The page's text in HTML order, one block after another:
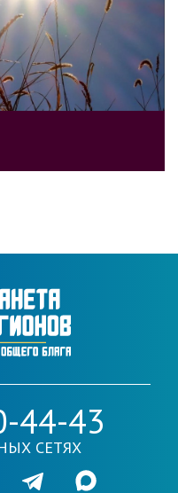
44-43
СЕТЯХ
в Youtube
на нашу группу в
Ссылка на наш канал в
Ссылка на наш